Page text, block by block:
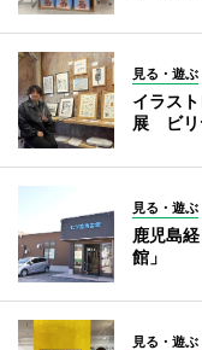
見る・遊ぶ
イラス
展 ビリ
見る・遊ぶ
鹿児島
館」
見る・遊ぶ